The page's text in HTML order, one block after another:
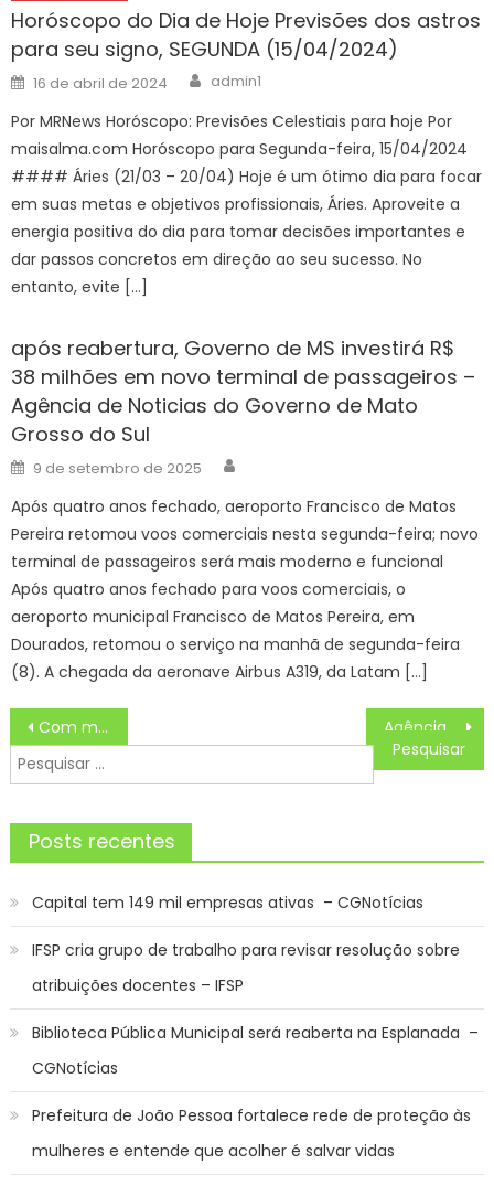
Horóscopo do Dia de Hoje Previsões dos astros
para seu signo, SEGUNDA (15/04/2024)
Posted
on
16 de abril de 2024 Author
admin1
Por MRNews Horóscopo: Previsões Celestiais para hoje Por
maisalma.com Horóscopo para Segunda-feira, 15/04/2024
#### Áries (21/03 – 20/04) Hoje é um ótimo dia para focar
em suas metas e objetivos profissionais, Áries. Aproveite a
energia positiva do dia para tomar decisões importantes e
dar passos concretos em direção ao seu sucesso. No
entanto, evite […]
após reabertura, Governo de MS investirá R$
38 milhões em novo terminal de passageiros –
Agência de Noticias do Governo de Mato
Grosso do Sul
Posted
on
9 de setembro de 2025
Após quatro anos fechado, aeroporto Francisco de Matos
Pereira retomou voos comerciais nesta segunda-feira; novo
terminal de passageiros será mais moderno e funcional
Após quatro anos fechado para voos comerciais, o
aeroporto municipal Francisco de Matos Pereira, em
Dourados, retomou o serviço na manhã de segunda-feira
(8). A chegada da aeronave Airbus A319, da Latam […]
Navegação
de
Post
Com mais de 600 vagas disponíveis, MS Supera segue com inscrições até 4 de agosto – Agência de Noticias do Governo de Mato Grosso do Sul
Pesquisar
por:
Posts recentes
Capital tem 149 mil empresas ativas – CGNotícias
IFSP cria grupo de trabalho para revisar resolução sobre
atribuições docentes – IFSP
Biblioteca Pública Municipal será reaberta na Esplanada –
CGNotícias
Prefeitura de João Pessoa fortalece rede de proteção às
mulheres e entende que acolher é salvar vidas